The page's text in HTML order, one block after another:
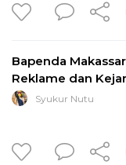
Bapenda
Reklame dan
Syukur Nutu